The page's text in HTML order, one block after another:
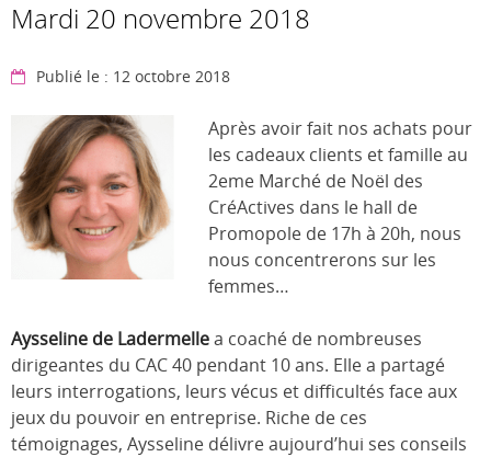
Mardi 20 novembre 2018
Publié le : 12 octobre 2018
Après avoir fait nos achats pour
les cadeaux clients et famille au
2eme Marché de Noël des
CréActives dans le hall de
Promopole de 17h à 20h, nous
nous concentrerons sur les
femmes…
Aysseline de Ladermellea coaché de nombreuses
dirigeantes du CAC 40 pendant 10 ans. Elle a partagé
leurs interrogations, leurs vécus et difficultés face aux
jeux du pouvoir en entreprise. Riche de ces
témoignages, Aysseline délivre aujourd’hui ses conseils